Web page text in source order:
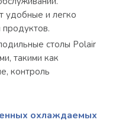
удобные и легко
столы Polair
такими как
контроль
охлаждаемых